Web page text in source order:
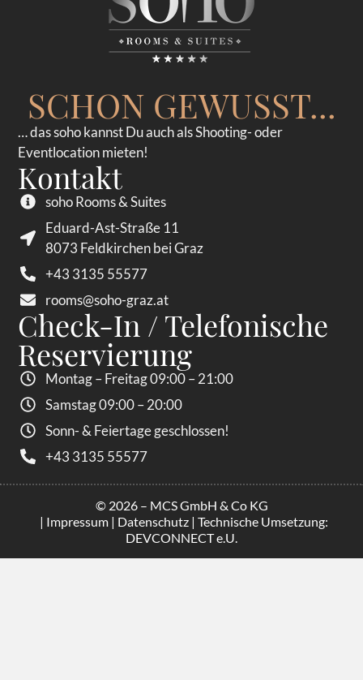
SCHON GEWUSST...
… das soho kannst Du auch als Shooting- oder
Eventlocation mieten!
Kontakt
soho Rooms & Suites
Eduard-Ast-Straße 11
8073 Feldkirchen bei Graz
+43 3135 55577
rooms@soho-graz.at
Check-In / Telefonische
Reservierung
Montag – Freitag 09:00 – 21:00
Samstag 09:00 – 20:00
Sonn- & Feiertage geschlossen!
+43 3135 55577
© 2026 – MCS GmbH & Co KG
| Impressum | Datenschutz | Technische Umsetzung:
DEVCONNECT e.U.